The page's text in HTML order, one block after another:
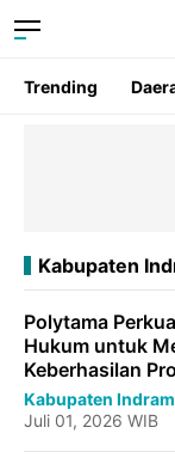
Trending
Kabupaten
Polytama
Hukum untuk
Keberhasilan
Kabupaten
Juli 01, 2026 WIB